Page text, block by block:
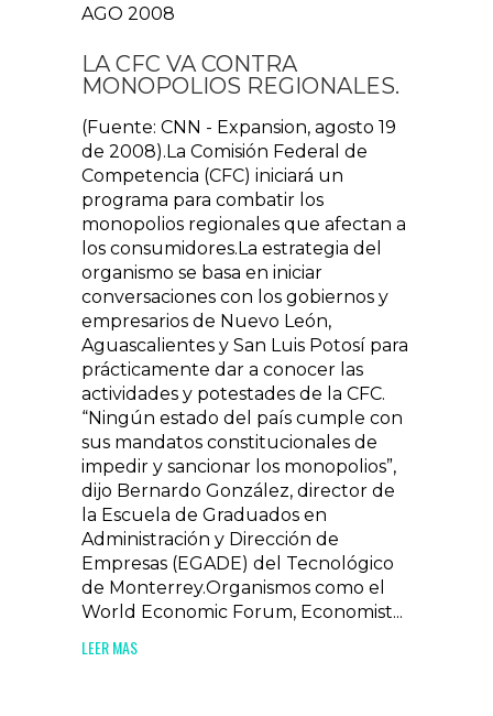
AGO 2008
LA CFC VA CONTRA
MONOPOLIOS REGIONALES.
(Fuente: CNN - Expansion, agosto 19
de 2008).La Comisión Federal de
Competencia (CFC) iniciará un
programa para combatir los
monopolios regionales que afectan a
los consumidores.La estrategia del
organismo se basa en iniciar
conversaciones con los gobiernos y
empresarios de Nuevo León,
Aguascalientes y San Luis Potosí para
prácticamente dar a conocer las
actividades y potestades de la CFC.
“Ningún estado del país cumple con
sus mandatos constitucionales de
impedir y sancionar los monopolios”,
dijo Bernardo González, director de
la Escuela de Graduados en
Administración y Dirección de
Empresas (EGADE) del Tecnológico
de Monterrey.Organismos como el
World Economic Forum, Economist...
LEER MAS